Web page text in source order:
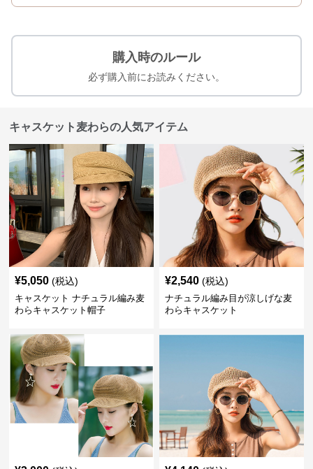
購入時のルール
必ず購入前にお読みください。
キャスケット麦わらの人気アイテム
¥5,050 (税込)
キャスケット ナチュラル編み麦
わらキャスケット帽子
¥2,540 (税込)
ナチュラル編み目が涼しげな麦
わらキャスケット